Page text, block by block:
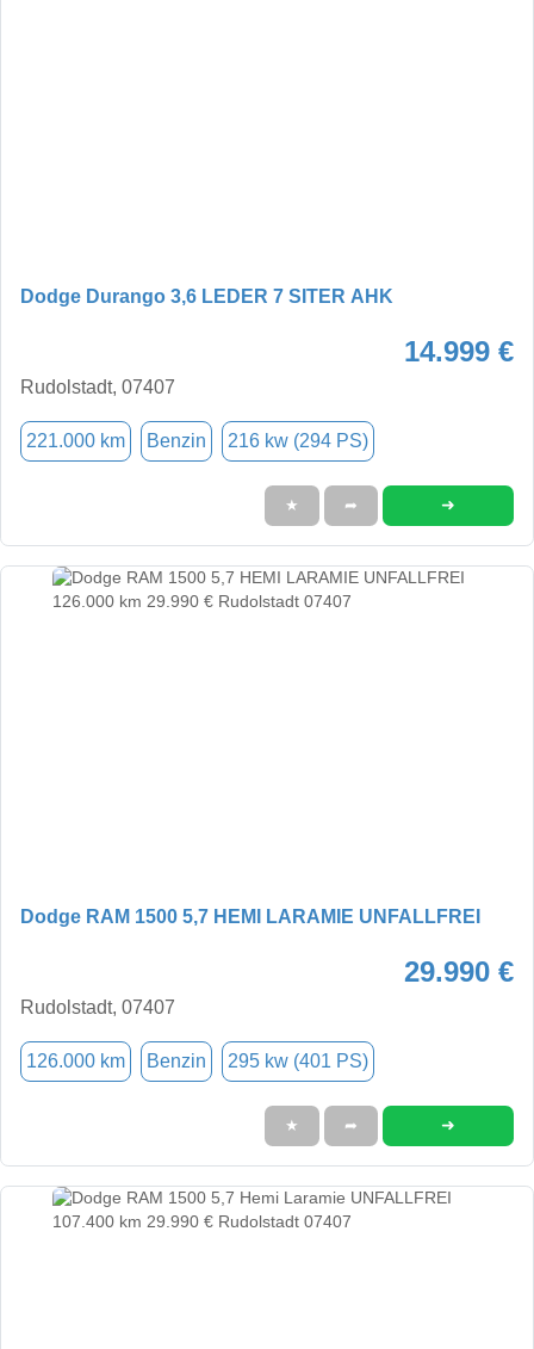
Dodge Durango 3,6 LEDER 7 SITER AHK
14.999 €
Rudolstadt, 07407
221.000 km Benzin 216 kw (294 PS)
★ ➦ ➜
Dodge RAM 1500 5,7 HEMI LARAMIE UNFALLFREI
29.990 €
Rudolstadt, 07407
126.000 km Benzin 295 kw (401 PS)
★ ➦ ➜